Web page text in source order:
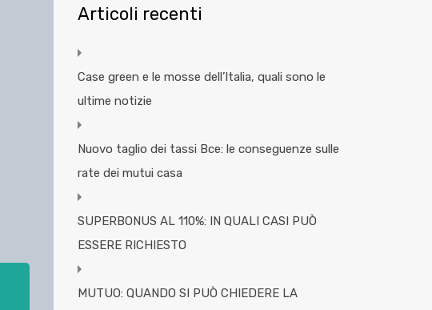
Articoli recenti
Case green e le mosse dell’Italia, quali sono le
ultime notizie
Nuovo taglio dei tassi Bce: le conseguenze sulle
rate dei mutui casa
SUPERBONUS AL 110%: IN QUALI CASI PUÒ
ESSERE RICHIESTO
MUTUO: QUANDO SI PUÒ CHIEDERE LA